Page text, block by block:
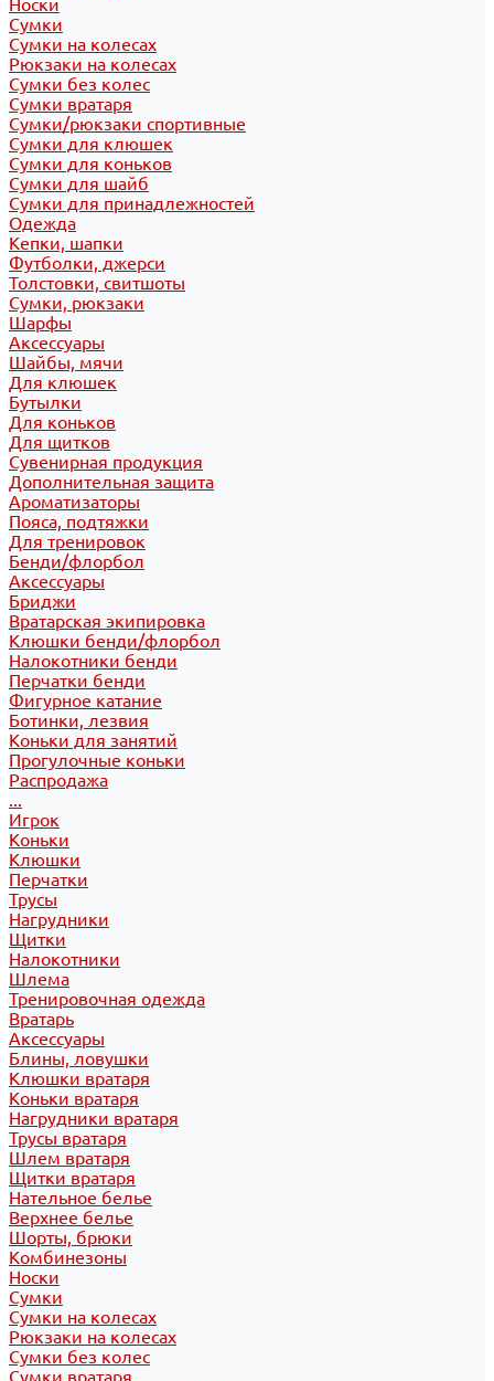
Носки
Сумки
Сумки на колесах
Рюкзаки на колесах
Сумки без колес
Сумки вратаря
Сумки/рюкзаки спортивные
Сумки для клюшек
Сумки для коньков
Сумки для шайб
Сумки для принадлежностей
Одежда
Кепки, шапки
Футболки, джерси
Толстовки, свитшоты
Сумки, рюкзаки
Шарфы
Аксессуары
Шайбы, мячи
Для клюшек
Бутылки
Для коньков
Для щитков
Сувенирная продукция
Дополнительная защита
Ароматизаторы
Пояса, подтяжки
Для тренировок
Бенди/флорбол
Аксессуары
Бриджи
Вратарская экипировка
Клюшки бенди/флорбол
Налокотники бенди
Перчатки бенди
Фигурное катание
Ботинки, лезвия
Коньки для занятий
Прогулочные коньки
Распродажа
...
Игрок
Коньки
Клюшки
Перчатки
Трусы
Нагрудники
Щитки
Налокотники
Шлема
Тренировочная одежда
Вратарь
Аксессуары
Блины, ловушки
Клюшки вратаря
Коньки вратаря
Нагрудники вратаря
Трусы вратаря
Шлем вратаря
Щитки вратаря
Нательное белье
Верхнее белье
Шорты, брюки
Комбинезоны
Носки
Сумки
Сумки на колесах
Рюкзаки на колесах
Сумки без колес
Сумки вратаря